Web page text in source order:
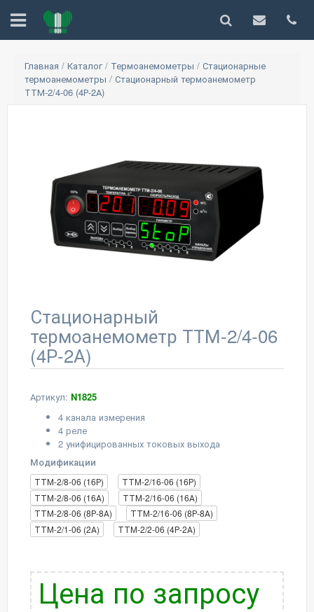
Главная / Каталог/ Термоанемометры / Стационарные
термоанемометры / Стационарный термоанемометр
ТТМ-2/4-06 (4Р-2А)
Стационарный
термоанемометр ТТМ-2/4-06
(4Р-2А)
Артикул: N1825
4 канала измерения
4 реле
2 унифицированных токовых выхода
Модификации
ТТМ-2/8-06 (16Р)
ТТМ-2/16-06 (16Р)
ТТМ-2/8-06 (16А)
ТТМ-2/16-06 (16А)
ТТМ-2/8-06 (8Р-8А)
ТТМ-2/16-06 (8Р-8А)
ТТМ-2/1-06 (2А)
ТТМ-2/2-06 (4Р-2А)
Цена по запросу